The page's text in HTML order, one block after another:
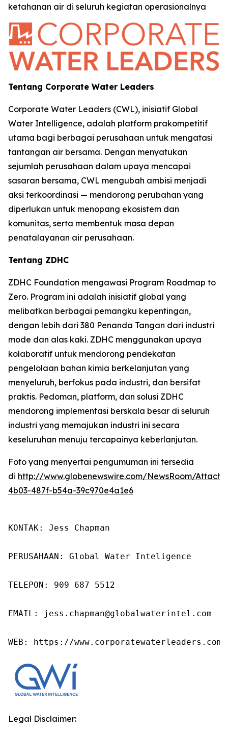
ketahanan air di seluruh kegiatan operasionalnya
Tentang Corporate Water Leaders
Corporate Water Leaders (CWL), inisiatif Global
Water Intelligence, adalah platform prakompetitif
utama bagi berbagai perusahaan untuk mengatasi
tantangan air bersama. Dengan menyatukan
sejumlah perusahaan dalam upaya mencapai
sasaran bersama, CWL mengubah ambisi menjadi
aksi terkoordinasi — mendorong perubahan yang
diperlukan untuk menopang ekosistem dan
komunitas, serta membentuk masa depan
penatalayanan air perusahaan.
Tentang ZDHC
ZDHC Foundation mengawasi Program Roadmap to
Zero. Program ini adalah inisiatif global yang
melibatkan berbagai pemangku kepentingan,
dengan lebih dari 380 Penanda Tangan dari industri
mode dan alas kaki. ZDHC menggunakan upaya
kolaboratif untuk mendorong pendekatan
pengelolaan bahan kimia berkelanjutan yang
menyeluruh, berfokus pada industri, dan bersifat
praktis. Pedoman, platform, dan solusi ZDHC
mendorong implementasi berskala besar di seluruh
industri yang memajukan industri ini secara
keseluruhan menuju tercapainya keberlanjutan.
Foto yang menyertai pengumuman ini tersedia
di http://www.globenewswire.com/NewsRoom/
4b03-487f-b54a-39c970e4a1e6
KONTAK: Jess Chapman
PERUSAHAAN: Global Water Inteligence
TELEPON: 909 687 5512
EMAIL: jess.chapman@globalwaterintel.com
WEB: https://www.corporatewaterleaders.com
Legal Disclaimer: